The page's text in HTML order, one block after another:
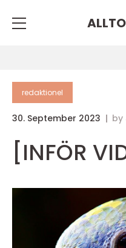
redaktionel
30. September 2023 by
[INFÖR